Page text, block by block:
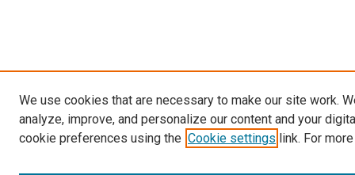
We use cookies that are necessary to make our site work.
analyze, improve, and personalize our content and your
cookie preferences using the Cookie settings link. For